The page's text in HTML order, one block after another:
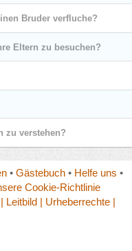
Bruder verfluche?
Eltern zu besuchen?
zu verstehen?
• Gästebuch• Helfe uns •
Cookie-Richtlinie
| Leitbild | Urheberrechte |